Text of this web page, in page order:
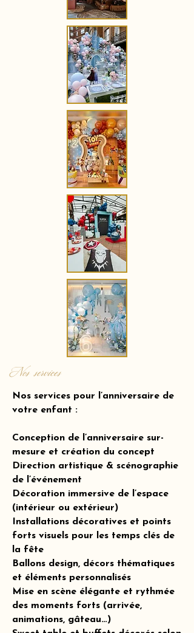
Nos services
Nos services pour l’anniversaire de
votre enfant :
Conception de l’anniversaire sur-
mesure et création du concept
Direction artistique & scénographie
de l’événement
Décoration immersive de l’espace
(intérieur ou extérieur)
Installations décoratives et points
forts visuels pour les temps clés de
la fête
Ballons design, décors thématiques
et éléments personnalisés
Mise en scène élégante et rythmée
des moments forts (arrivée,
animations, gâteau…)